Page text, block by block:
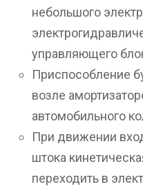
небольшого
управляющего
Приспособление
возле
автомобильного
При движении
штока
переходить в